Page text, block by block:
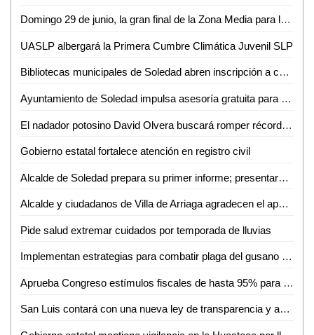
Domingo 29 de junio, la gran final de la Zona Media para la Embajadora FENAPO 2025
UASLP albergará la Primera Cumbre Climática Juvenil SLP
Bibliotecas municipales de Soledad abren inscripción a campamentos infantiles de verano
Ayuntamiento de Soledad impulsa asesoría gratuita para preservar patrimonio histórico
El nadador potosino David Olvera buscará romper récord Guinness en Manhattan
Gobierno estatal fortalece atención en registro civil
Alcalde de Soledad prepara su primer informe; presentará más de 50 obras de infraestructura realizadas
Alcalde y ciudadanos de Villa de Arriaga agradecen el apoyo del gobierno estatal
Pide salud extremar cuidados por temporada de lluvias
Implementan estrategias para combatir plaga del gusano cogollero en maíz en Ciudad Valles
Aprueba Congreso estímulos fiscales de hasta 95% para contribuyentes de Villa de Pozos
San Luis contará con una nueva ley de transparencia y acceso a la información, resultado del trabajo y análisis que se realiza en comisiones